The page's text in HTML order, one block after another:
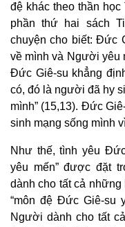
đệ khác theo thần
phần thứ hai sách
chuyện cho biết: Đức
về mình và Người yêu
Đức Giê-su khẳng
có, đó là người đã hy
mình” (15,13). Đức
sinh mạng sống mình
Như thế, tình yêu
yêu mến” được đặt
dành cho tất cả
“môn đệ Đức Giê-su
Người dành cho tất